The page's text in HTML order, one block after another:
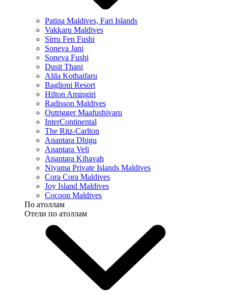
Patina Maldives, Fari Islands
Vakkaru Maldives
Sirru Fen Fushi
Soneva Jani
Soneva Fushi
Dusit Thani
Alila Kothaifaru
Baglioni Resort
Hilton Amingiri
Radisson Maldives
Outrigger Maafushivaru
InterContinental
The Ritz-Carlton
Anantara Dhigu
Anantara Veli
Anantara Kihavah
Niyama Private Islands Maldives
Cora Cora Maldives
Joy Island Maldives
Cocoon Maldives
По атоллам
Отели по атоллам